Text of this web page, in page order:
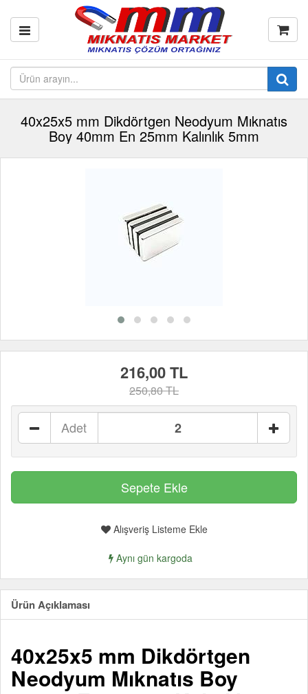
40x25x5 mm Dikdörtgen Neodyum Mıknatıs
Boy 40mm En 25mm Kalınlık 5mm
216,00 TL
250,80 TL
Adet
Alışveriş Listeme Ekle
Aynı gün kargoda
Ürün Açıklaması
40x25x5 mm Dikdörtgen
Neodyum Mıknatıs Boy